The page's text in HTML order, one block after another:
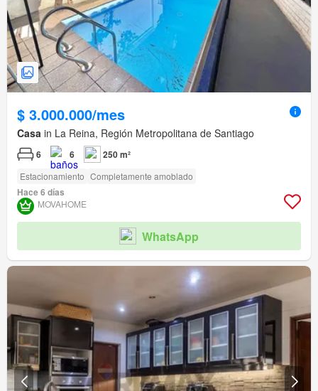
$ 3.000.000/mes
Casa in La Reina, Región Metropolitana de Santiago
6 6 250 m²
Estacionamiento Completamente amoblado
Hace 6 días
MOVAHOME
WhatsApp